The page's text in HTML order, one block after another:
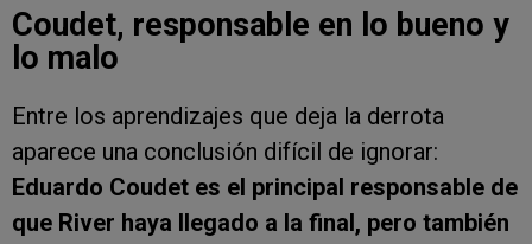
Coudet, responsable en lo bueno y
lo malo
Entre los aprendizajes que deja la derrota
aparece una conclusión difícil de ignorar:
Eduardo Coudet es el principal responsable de
que River haya llegado a la final, pero también